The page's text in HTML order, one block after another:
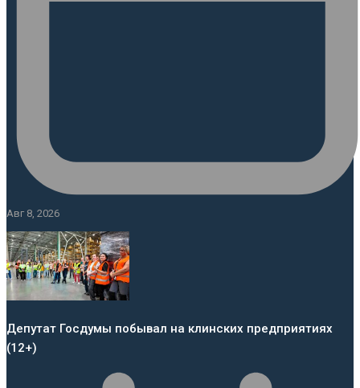
Авг 8, 2026
Депутат Госдумы побывал на клинских предприятиях
(12+)